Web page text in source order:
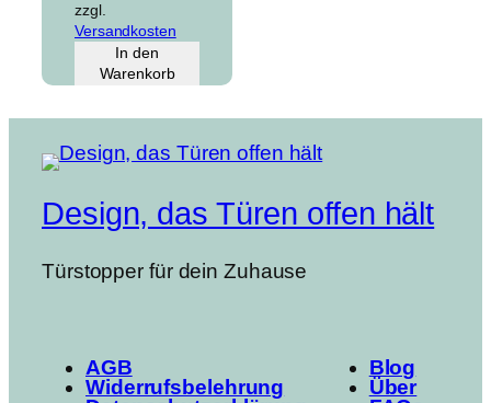
zzgl.
Versandkosten
In den
Warenkorb
Design, das Türen offen hält
Türstopper für dein Zuhause
AGB
Widerrufsbelehrung
Blog
Über